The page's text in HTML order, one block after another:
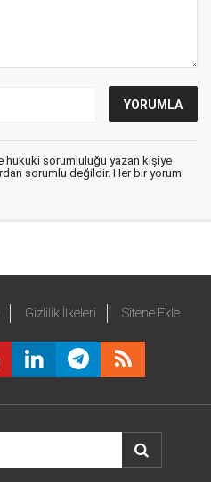
hukuki sorumluluğu yazan kişiye
sorumlu değildir. Her bir yorum
Gizlilik İlkeleri Sitene Ekle